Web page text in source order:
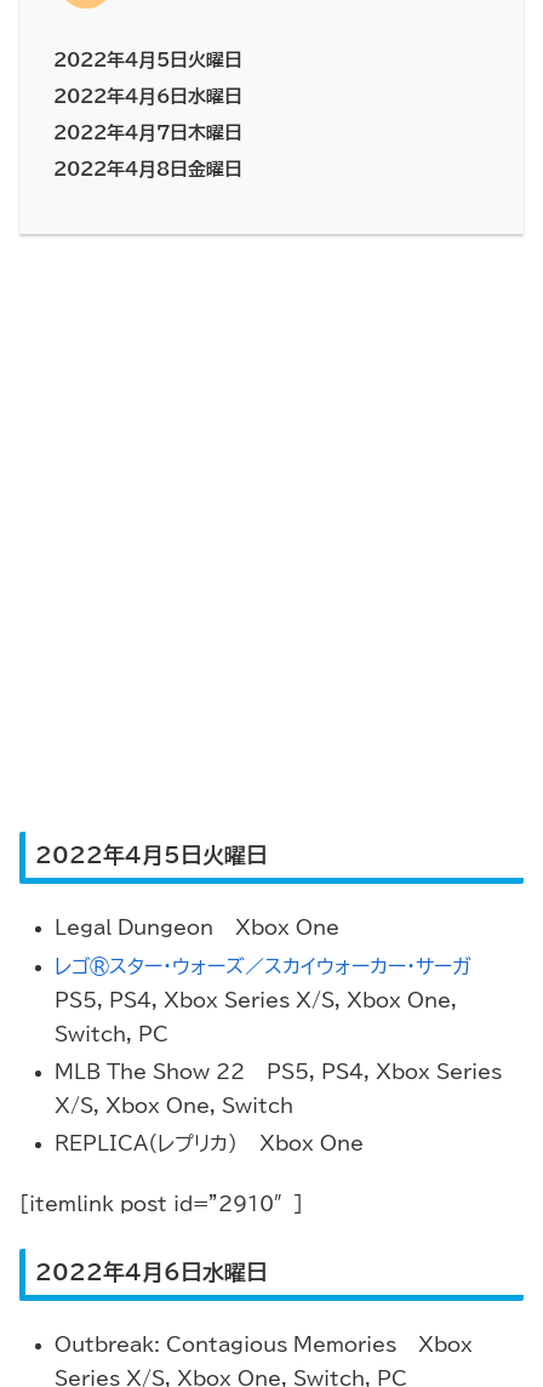
2022年4月5日火曜日
2022年4月6日水曜日
2022年4月7日木曜日
2022年4月8日金曜日
2022年4月5日火曜日
Legal Dungeon – Xbox One
レゴ®スター・ウォーズ／スカイウォーカー・サーガ
PS5, PS4, Xbox Series X/S, Xbox One,
Switch, PC
MLB The Show 22 – PS5, PS4, Xbox Series
X/S, Xbox One, Switch
REPLICA（レプリカ） – Xbox One
[itemlink post_id=”2910″]
2022年4月6日水曜日
Outbreak: Contagious Memories – Xbox
Series X/S, Xbox One, Switch, PC